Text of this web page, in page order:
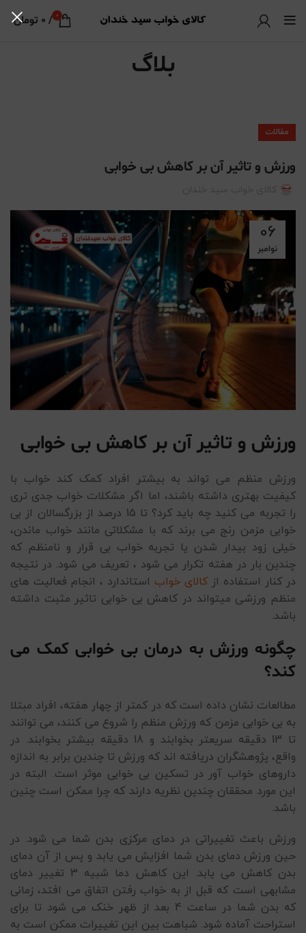
0
/
0 تومان
بلاگ
مقالات
ورزش و تاثیر آن بر کاهش بی خوابی
06
نوامبر
ورزش و تاثیر آن بر کاهش بی خوابی
ورزش منظم می تواند به بیشتر افراد کمک کند خواب با
کیفیت بهتری داشته باشند، اما اگر مشکلات خواب جدی تری
را تجربه می کنید چه باید کرد؟ تا 15 درصد از بزرگسالان از بی
خوابی مزمن رنج می برند که با مشکلاتی مانند خواب ماندن،
خیلی زود بیدار شدن یا تجربه خواب بی قرار و نامنظم که
چندین بار در هفته تکرار می شود ، تعریف می شود. در نتیجه
در کنار استفاده ازکالای خواب استاندارد ، انجام فعالیت های
منظم ورزشی میتواند در کاهش بی خوابی تاثیر مثبت داشته
باشد.
چگونه ورزش به درمان بی خوابی کمک می
کند؟
مطالعات نشان داده است که در کمتر از چهار هفته، افراد مبتلا
به بی خوابی مزمن که ورزش منظم را شروع می کنند، می توانند
تا 13 دقیقه سریعتر بخوابند و 18 دقیقه بیشتر بخوابند. در
واقع، پژوهشگران دریافته اند که ورزش تا چندین برابر به اندازه
داروهای خواب آور در تسکین بی خوابی موثر است. البته در
این مورد محققان چندین نظریه دارند که چرا ممکن است چنین
باشد.
ورزش باعث تغییراتی در دمای مرکزی بدن شما می شود. در
حین ورزش دمای بدن شما افزایش می یابد و پس از آن دمای
بدن کاهش می یابد. این کاهش دما شبیه 3 تغییر دمای
مشابهی است که قبل از به خواب رفتن اتفاق می افتد، زمانی
که بدن شما در ساعت 4 بعد از ظهر خنک می شود تا برای
استراحت آماده شود. شباهت بین این تغییرات ممکن است به